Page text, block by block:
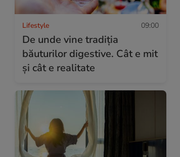
Lifestyle 09:00
De unde vine tradiția
băuturilor digestive. Cât e mit
și cât e realitate